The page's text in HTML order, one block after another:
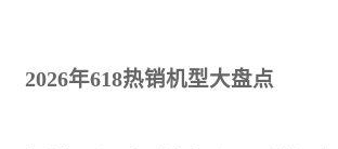
2026年618热销机型大盘点